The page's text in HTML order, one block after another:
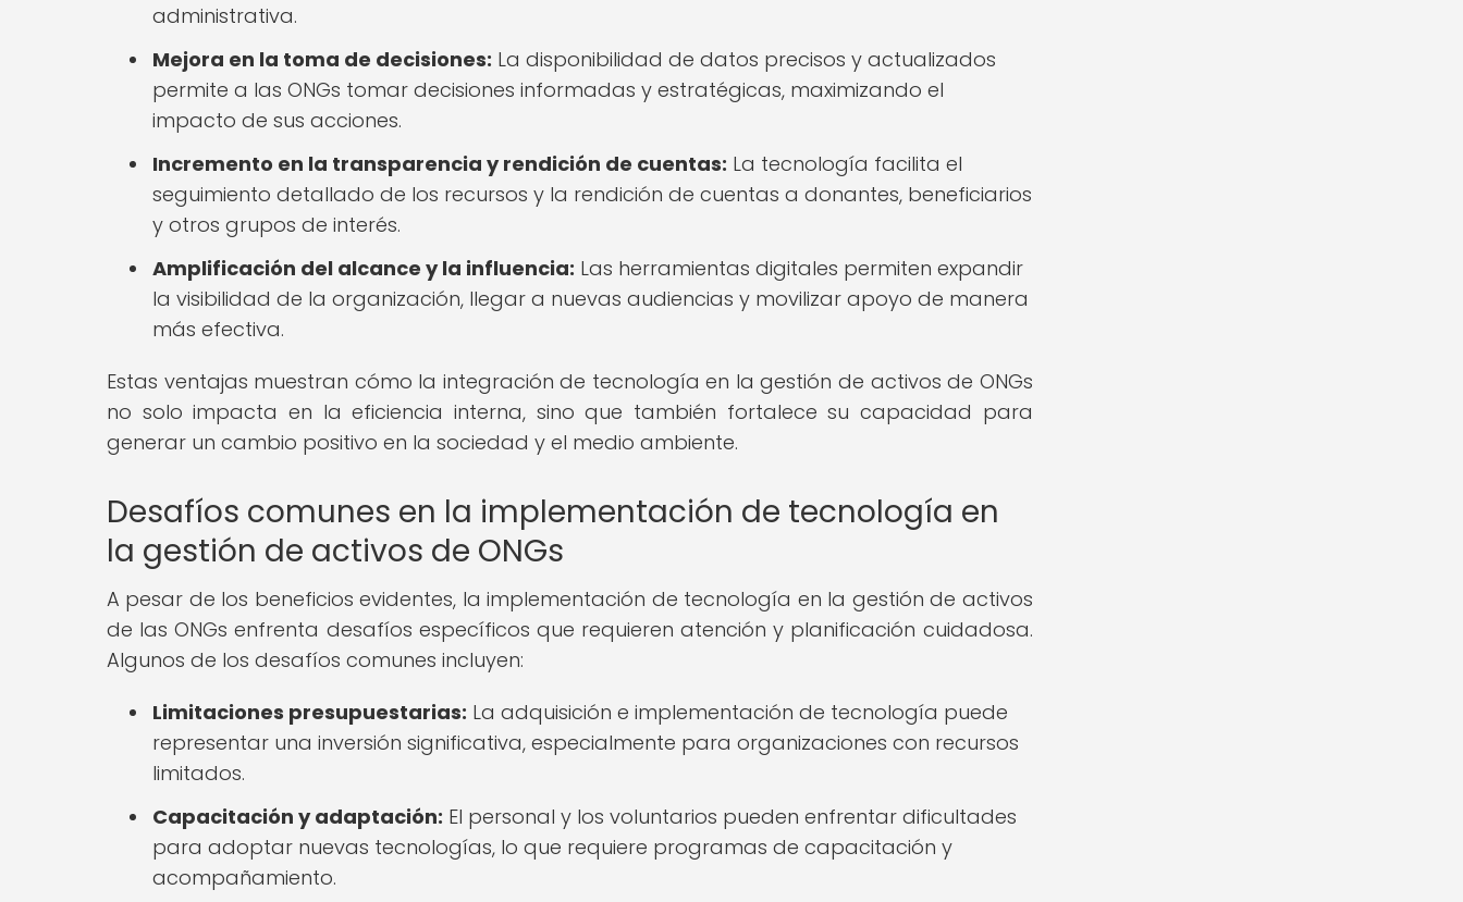
administrativa.
Mejora en la toma de decisiones: La disponibilidad de datos precisos y actualizados
permite a las ONGs tomar decisiones informadas y estratégicas, maximizando el
impacto de sus acciones.
Incremento en la transparencia y rendición de cuentas: La tecnología facilita el
seguimiento detallado de los recursos y la rendición de cuentas a donantes, beneficiarios
y otros grupos de interés.
Amplificación del alcance y la influencia: Las herramientas digitales permiten expandir
la visibilidad de la organización, llegar a nuevas audiencias y movilizar apoyo de manera
más efectiva.
Estas ventajas muestran cómo la integración de tecnología en la gestión de activos de ONGs
no solo impacta en la eficiencia interna, sino que también fortalece su capacidad para
generar un cambio positivo en la sociedad y el medio ambiente.
Desafíos comunes en la implementación de tecnología en
la gestión de activos de ONGs
A pesar de los beneficios evidentes, la implementación de tecnología en la gestión de activos
de las ONGs enfrenta desafíos específicos que requieren atención y planificación cuidadosa.
Algunos de los desafíos comunes incluyen:
Limitaciones presupuestarias: La adquisición e implementación de tecnología puede
representar una inversión significativa, especialmente para organizaciones con recursos
limitados.
Capacitación y adaptación: El personal y los voluntarios pueden enfrentar dificultades
para adoptar nuevas tecnologías, lo que requiere programas de capacitación y
acompañamiento.